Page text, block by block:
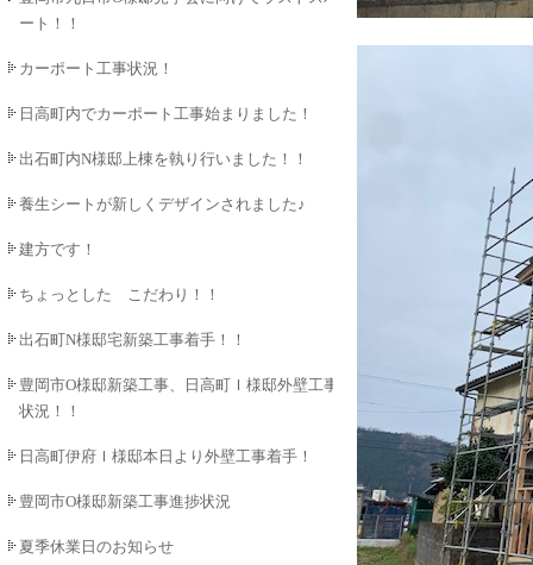
ート！！
カーポート工事状況！
日高町内でカーポート工事始まりました！
出石町内N様邸上棟を執り行いました！！
養生シートが新しくデザインされました♪
建方です！
ちょっとした こだわり！！
出石町N様邸宅新築工事着手！！
豊岡市O様邸新築工事、日高町Ｉ様邸外壁工事
状況！！
日高町伊府Ｉ様邸本日より外壁工事着手！
豊岡市O様邸新築工事進捗状況
夏季休業日のお知らせ